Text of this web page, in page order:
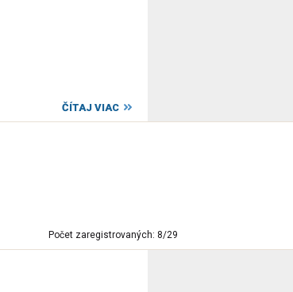
ČÍTAJ VIAC
Počet zaregistrovaných: 8/29